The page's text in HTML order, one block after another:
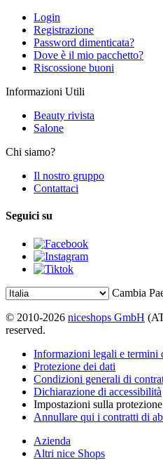
Login
Registrazione
Password dimenticata?
Dove è il mio pacchetto?
Riscossione buoni
Informazioni Utili
Beauty rivista
Salone
Chi siamo?
Il nostro gruppo
Contattaci
Seguici su
Cambia
© 2010-2026 niceshops GmbH
reserved.
Informazioni legali e termini
Protezione dei dati
Condizioni generali di
Dichiarazione di accessibilità
Impostazioni sulla
Annullare qui i contratti di
Azienda
Altri nice Shops